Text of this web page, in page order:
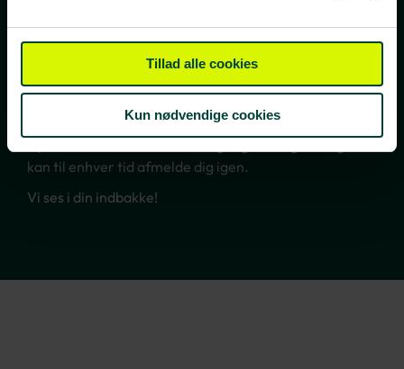
Tillad alle cookies
Kun nødvendige cookies
REJSEEVENTS
Bliv opdateret med de bedste tilbud, nye rejsemål,
invitationer til gratis rejseforedrag, rejsetips og
spændende indhold fra vores rejseblog.
kan til enhver tid afmelde dig igen.
Vi ses i din indbakke!